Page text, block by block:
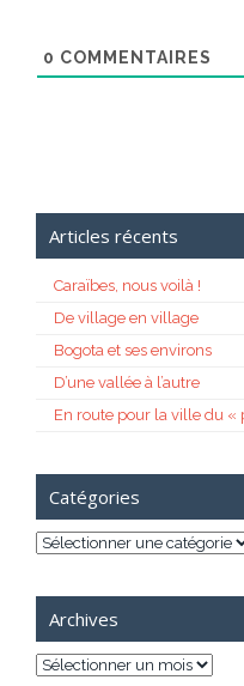
0 COMMENTAIRES
Articles récents
Caraïbes, nous voilà !
De village en village
Bogota et ses environs
D’une vallée à l’autre
En route pour la ville du «
Catégories
Catégories
Archives
Archives